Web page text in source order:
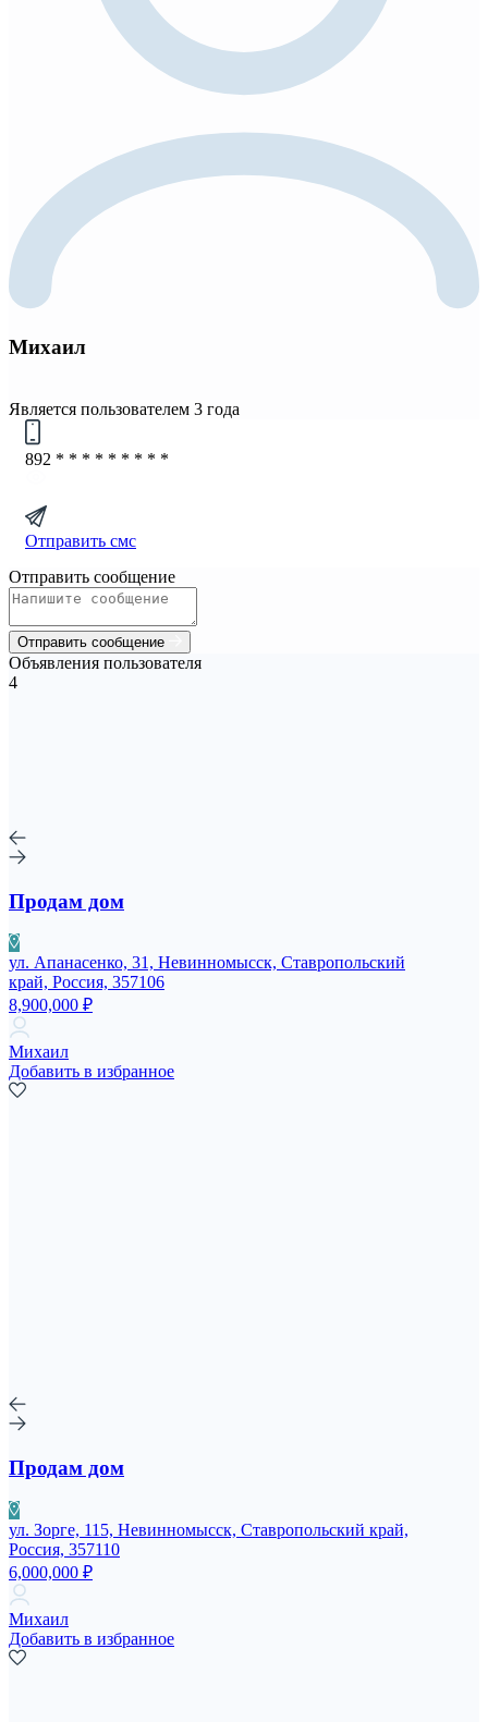
Михаил
Является пользователем 3 года
892 * * * * * * * * *
Отправить смс
Отправить сообщение
Отправить сообщение
Объявления пользователя
4
Продам дом
ул. Апанасенко, 31, Невинномысск, Ставропольский
край, Россия, 357106
8,900,000 ₽
Михаил
Добавить в избранное
Продам дом
ул. Зорге, 115, Невинномысск, Ставропольский край,
Россия, 357110
6,000,000 ₽
Михаил
Добавить в избранное